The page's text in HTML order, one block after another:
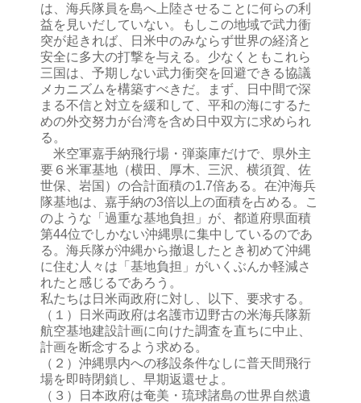
は、海兵隊員を島へ上陸させることに何らの利
益を見いだしていない。もしこの地域で武力衝
突が起きれば、日米中のみならず世界の経済と
安全に多大の打撃を与える。少なくともこれら
三国は、予期しない武力衝突を回避できる協議
メカニズムを構築すべきだ。まず、日中間で深
まる不信と対立を緩和して、平和の海にするた
めの外交努力が台湾を含め日中双方に求められ
る。
米空軍嘉手納飛行場・弾薬庫だけで、県外主
要６米軍基地（横田、厚木、三沢、横須賀、佐
世保、岩国）の合計面積の1.7倍ある。在沖海兵
隊基地は、嘉手納の3倍以上の面積を占める。こ
のような「過重な基地負担」が、都道府県面積
第44位でしかない沖縄県に集中しているのであ
る。海兵隊が沖縄から撤退したとき初めて沖縄
に住む人々は「基地負担」がいくぶんか軽減さ
れたと感じるであろう。
私たちは日米両政府に対し、以下、要求する。
（１）日米両政府は名護市辺野古の米海兵隊新
航空基地建設計画に向けた調査を直ちに中止、
計画を断念するよう求める。
（２）沖縄県内への移設条件なしに普天間飛行
場を即時閉鎖し、早期返還せよ。
（３）日本政府は奄美・琉球諸島の世界自然遺